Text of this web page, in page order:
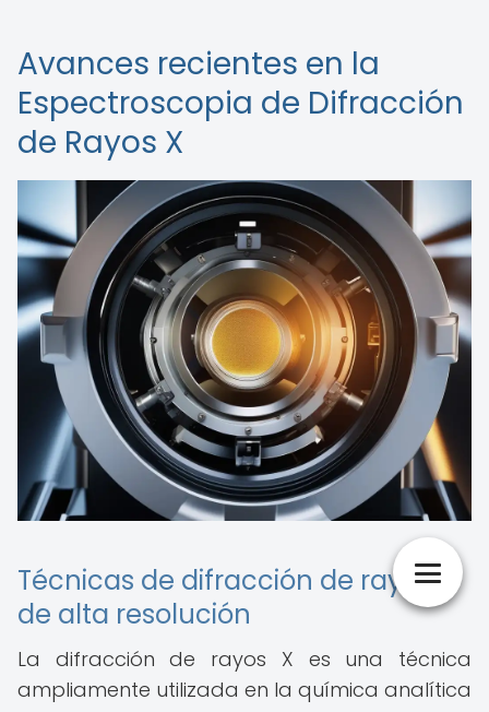
Avances recientes en la
Espectroscopia de Difracción
de Rayos X
Técnicas de difracción de rayos X
de alta resolución
La difracción de rayos X es una técnica
ampliamente utilizada en la química analítica